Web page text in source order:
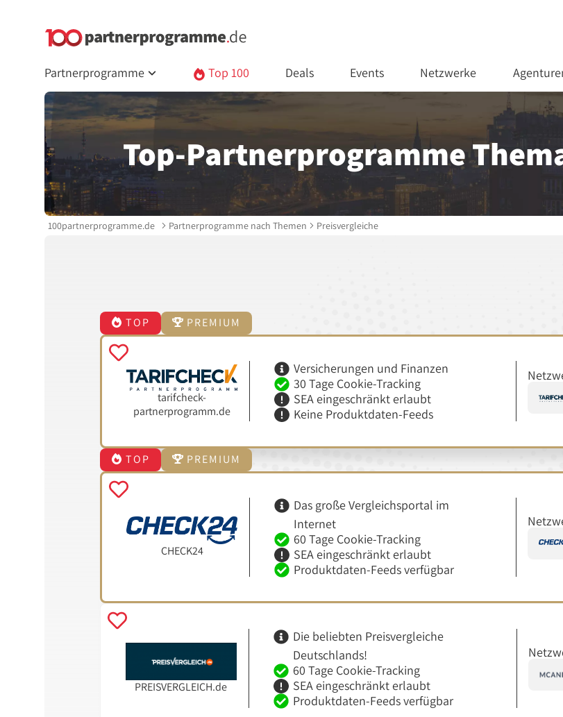
Partnerprogramme Top 100 Deals Events Netzwerke
Top-Partnerprogramme
100partnerprogramme.de Partnerprogramme nach Themen Preisvergleiche
TOP
PREMIUM
tarifcheck-
partnerprogramm.de
Versicherungen und Finanzen
30 Tage Cookie-Tracking
SEA eingeschränkt erlaubt
Keine Produktdaten-Feeds
TOP PREMIUM
CHECK24
Das große Vergleichsportal im
Internet
60 Tage Cookie-Tracking
SEA eingeschränkt erlaubt
Produktdaten-Feeds verfügbar
PREISVERGLEICH.de
Die beliebten Preisvergleiche
Deutschlands!
60 Tage Cookie-Tracking
SEA eingeschränkt erlaubt
Produktdaten-Feeds verfügbar